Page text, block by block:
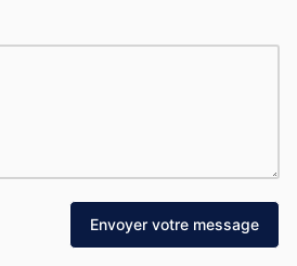
Envoyer votre message